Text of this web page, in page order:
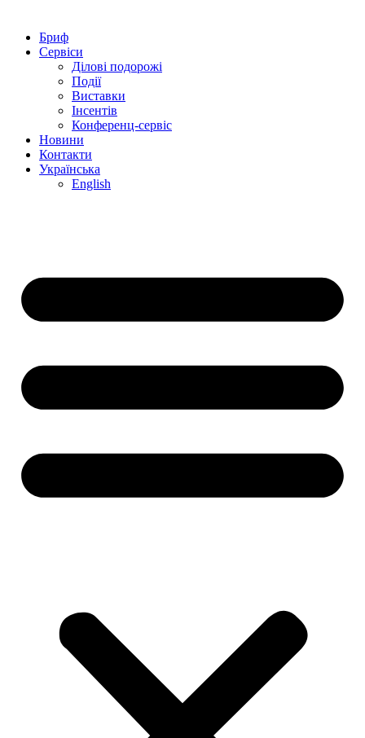
Бриф
Сервіси
Ділові подорожі
Події
Виставки
Інсентів
Конференц-сервіс
Новини
Контакти
Українська
English